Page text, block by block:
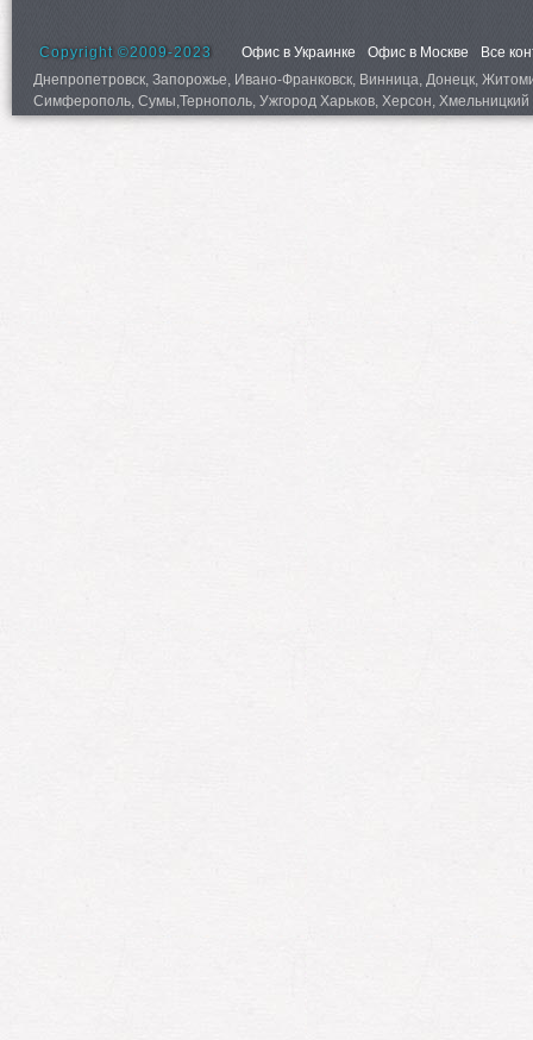
Copyright ©2009-2023 Офис в Украинке Офис в Москве
Все
Днепропетровск, Запорожье, Ивано-Франковск, Винница, Донецк,
Симферополь, Сумы,Тернополь, Ужгород Харьков, Херсон,